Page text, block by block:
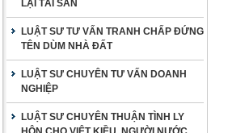
LẠI TÀI SẢN
LUẬT SƯ TƯ VẤN TRANH CHẤP ĐỨNG
TÊN DÙM NHÀ ĐẤT
LUẬT SƯ CHUYÊN TƯ VẤN DOANH
NGHIỆP
LUẬT SƯ CHUYÊN THUẬN TÌNH LY